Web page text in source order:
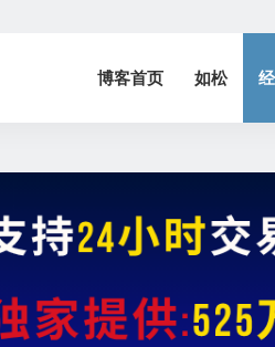
博客首页 如松